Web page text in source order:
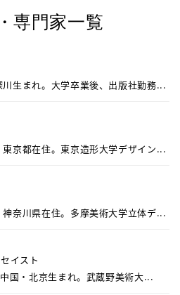
専門家一覧
生まれ。大学卒業後、出版社勤務...
京都在住。東京造形大学デザイン...
奈川県在住。多摩美術大学立体デ...
イスト
国・北京生まれ。武蔵野美術大...